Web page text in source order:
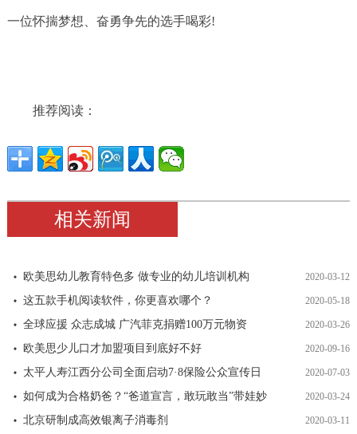
一位怀揣梦想、奋勇争先的选手喝彩!
推荐阅读：
相关新闻
欧美思幼儿教育特色多 做专业的幼儿培训机构 2020-03-12
这五款手机阅读软件，你更喜欢哪个？ 2020-05-18
全球应援 众志成城 广汽菲克捐赠100万元物资 2020-03-26
欧美思少儿口才加盟项目到底好不好 2020-09-16
太平人寿江西分公司全面启动7·8保险公众宣传日 2020-07-03
如何成为合格奶爸？“爸道宣言，敢玩敢当”带娃妙 2020-03-24
北京研制成高效银离子消毒剂 2020-03-11